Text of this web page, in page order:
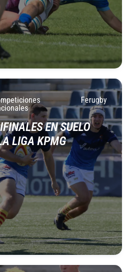
Ferugby
EN SUELO
LIGA KPMG